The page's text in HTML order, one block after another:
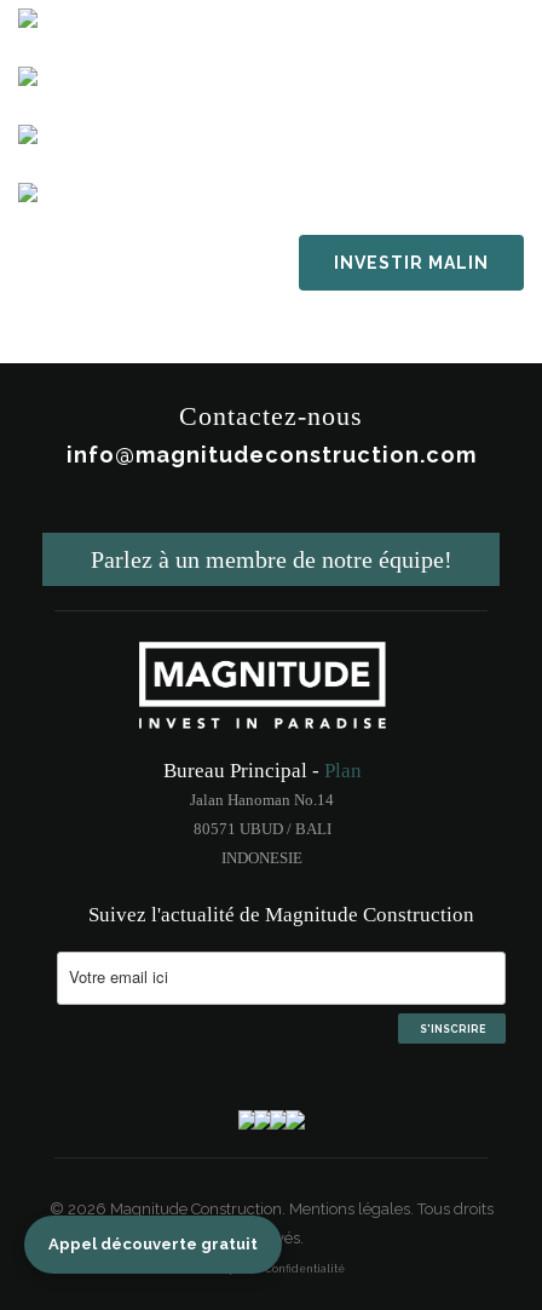
Appel découverte gratuit
INVESTIR MALIN
Contactez-nous
info@magnitudeconstruction.com
Parlez à un membre de notre équipe!
Bureau Principal - Plan
Jalan Hanoman No.14
80571 UBUD / BALI
INDONESIE
Suivez l'actualité de Magnitude Construction
© 2026 Magnitude Construction. Mentions légales. Tous droits
réservés.
Politique de Confidentialité